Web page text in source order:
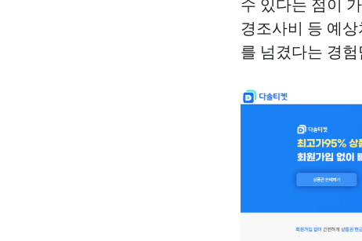
수 있다는 점이
경조사비 등 예
를 넘겼다는 경